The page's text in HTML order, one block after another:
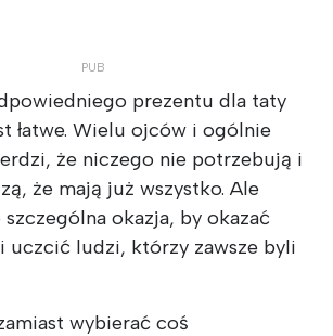
prezentu dla taty
łatwe. Wielu ojców i ogólnie
że niczego nie potrzebują i
że mają już wszystko. Ale
okazja, by okazać
uczcić ludzi, którzy zawsze byli
wybierać coś